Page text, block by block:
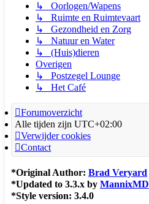
↳ Oorlogen/Wapens
↳ Ruimte en Ruimtevaart
↳ Gezondheid en Zorg
↳ Natuur en Water
↳ (Huis)dieren
Overigen
↳ Postzegel Lounge
↳ Het Café
Forumoverzicht
Alle tijden zijn UTC+02:00
Verwijder cookies
Contact
*Original Author: Brad Veryard
*Updated to 3.3.x by MannixMD
*Style version: 3.4.0